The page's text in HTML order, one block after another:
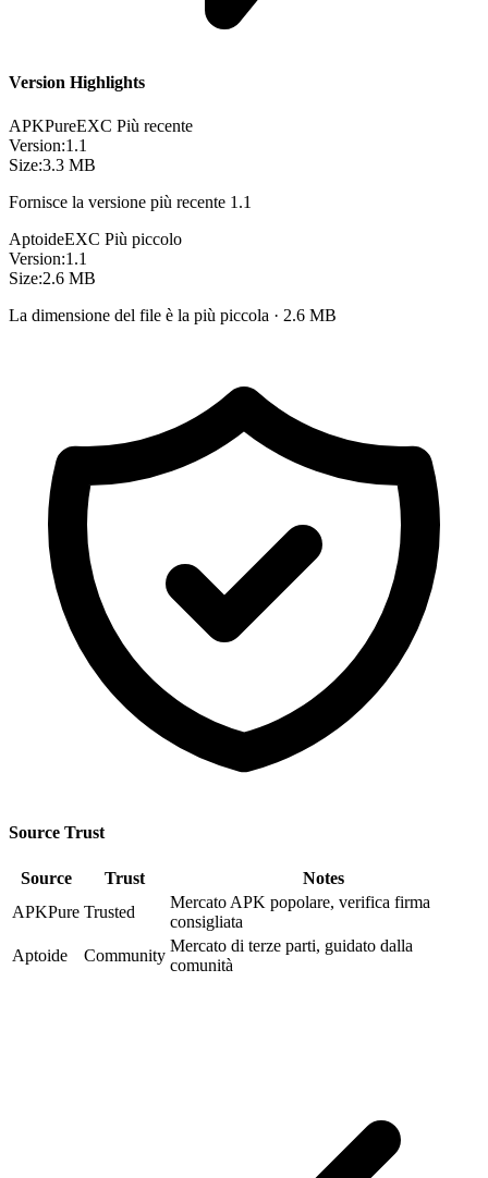
Version Highlights
APKPureEXC Più recente
Version:1.1
Size:3.3 MB
Fornisce la versione più recente 1.1
AptoideEXC Più piccolo
Version:1.1
Size:2.6 MB
La dimensione del file è la più piccola · 2.6 MB
Source Trust
Source Trust
Notes
APKPure Trusted
Mercato APK popolare, verifica firma
consigliata
Aptoide
Community
Mercato di terze parti, guidato dalla
comunità